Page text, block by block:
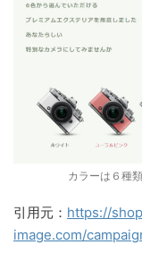
カラーは６種
引用元： https://
image.com/